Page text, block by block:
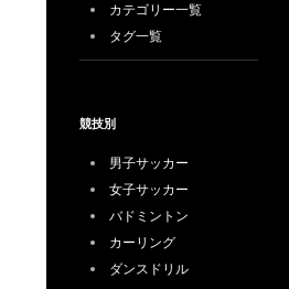
カテゴリー一覧
タグ一覧
競技別
男子サッカー
女子サッカー
バドミントン
カーリング
ダンスドリル